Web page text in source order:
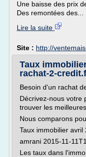
Une baisse des prix
Des remontées des...
Lire la suite
Site : http://
Taux
rachat-2-
Besoin d'un rachat
Décrivez-nous votre
trouver les
Nous comparons
Taux immobilier avril
amrani 2015-11-
Les taux dans